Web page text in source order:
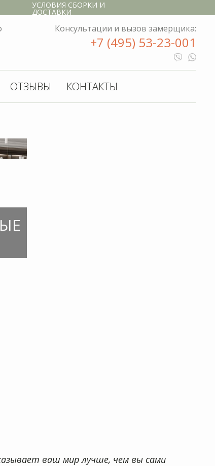
УСЛОВИЯ СБОРКИ И
РЕАЛИЗОВАННЫЕ
ваш мир лучше, чем вы сами